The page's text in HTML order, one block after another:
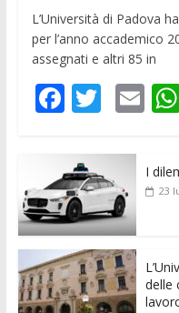
L’Università di Padova
per l’anno accademico
assegnati e altri 85 in
F
e
b
o
o
k
T
itt
er
E
ai
l
I
23
delle